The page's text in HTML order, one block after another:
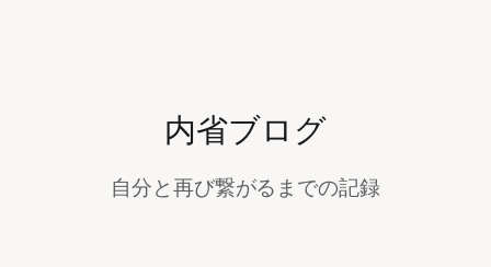
内省ブログ
自分と再び繋がるまでの記録